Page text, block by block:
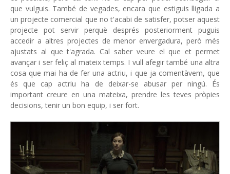
que vulguis. També de vegades, encara que estiguis lligada a
un projecte comercial que no t'acabi de satisfer, potser aquest
projecte pot servir perquè després posteriorment puguis
accedir a altres projectes de menor envergadura, però més
ajustats al que t'agrada. Cal saber veure el que et permet
avançar i ser feliç al mateix temps. I vull afegir també una altra
cosa que mai ha de fer una actriu, i que ja comentàvem, que
és que cap actriu ha de deixar-se abusar per ningú. És
important creure en una mateixa, prendre les teves pròpies
decisions, tenir un bon equip, i ser fort.